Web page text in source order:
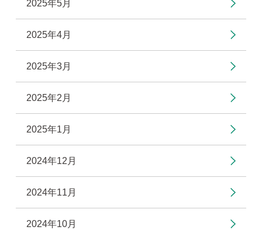
2025年5月
2025年4月
2025年3月
2025年2月
2025年1月
2024年12月
2024年11月
2024年10月